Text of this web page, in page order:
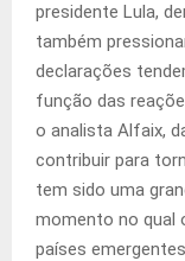
presidente Lula,
também
declarações
função das
o analista Alfaix,
contribuir para
tem sido uma
momento no qual
países